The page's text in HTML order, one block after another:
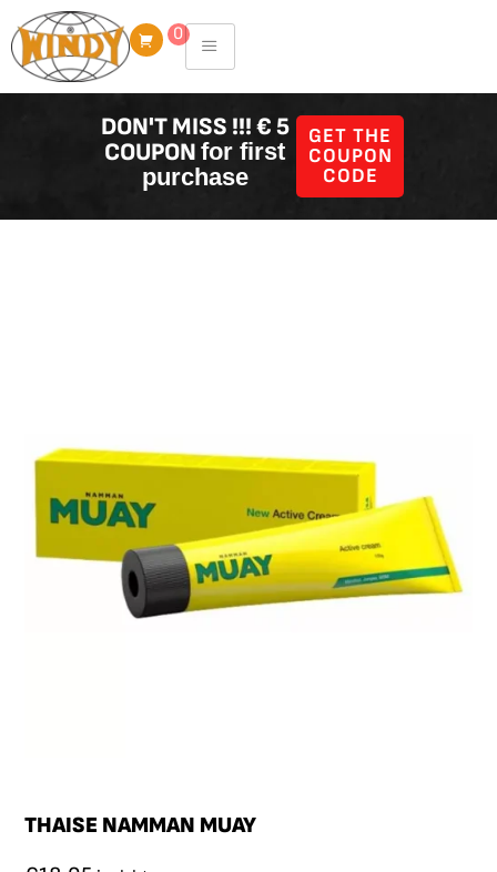
to
content
0
DON'T MISS !!! € 5
COUPONfor first
purchase
GET THE
COUPON
CODE
THAISE NAMMAN MUAY